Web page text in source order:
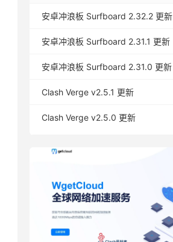
安卓冲浪板 Surfboard 2.32.2 更新
安卓冲浪板 Surfboard 2.31.1 更新
安卓冲浪板 Surfboard 2.31.0 更新
Clash Verge v2.5.1 更新
Clash Verge v2.5.0 更新